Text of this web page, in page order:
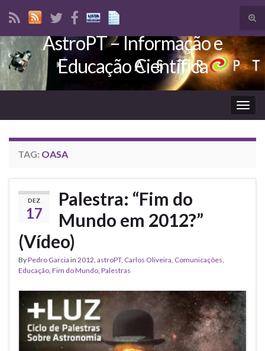
Search for:
AstroPT – Informação e
Educação Científica
TAG: OASA
DEZ
17
Palestra: “Fim do
Mundo em 2012?”
(Vídeo)
ByPedro Garcia in 2012, astroPT, Carlos Oliveira, Comunicações,
Educação, Fim do Mundo, Palestras